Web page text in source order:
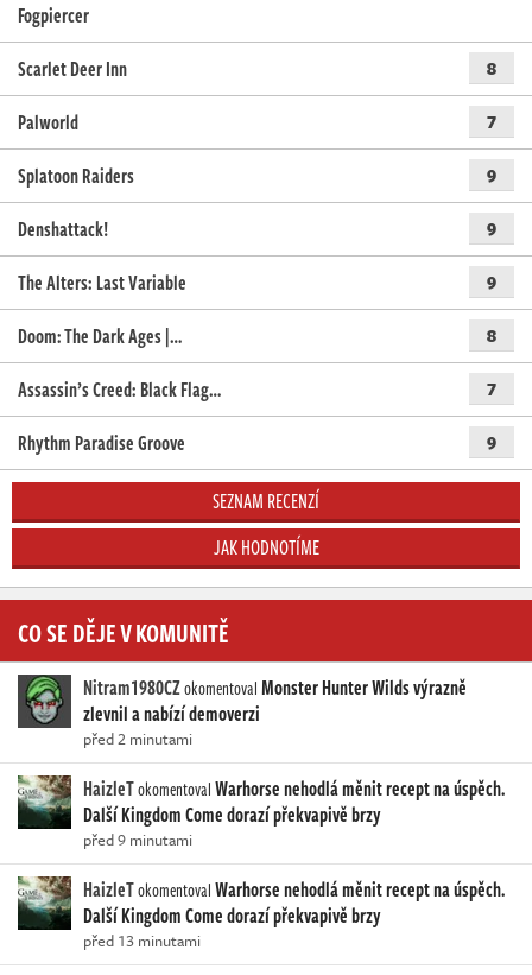
Fogpiercer
Scarlet Deer Inn
8
Palworld 7
Splatoon Raiders 9
Denshattack! 9
The Alters: Last Variable 9
Doom: The Dark Ages |… 8
Assassin’s Creed: Black Flag… 7
Rhythm Paradise Groove 9
SEZNAM RECENZÍ
JAK HODNOTÍME
CO SE DĚJE V KOMUNITĚ
Nitram1980CZokomentovalMonster Hunter Wilds výrazně
zlevnil a nabízí demoverzi
před 2 minutami
HaizleTokomentovalWarhorse nehodlá měnit recept na úspěch.
Další Kingdom Come dorazí překvapivě brzy
před 9 minutami
HaizleTokomentovalWarhorse nehodlá měnit recept na úspěch.
Další Kingdom Come dorazí překvapivě brzy
před 13 minutami